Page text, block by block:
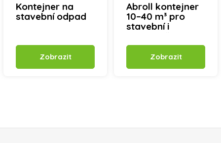
Kontejner na
stavební odpad
Zobrazit
Abroll kontejner
10–40 m³ pro
stavební i
nebezpečné
odpady (ADR)
Zobrazit